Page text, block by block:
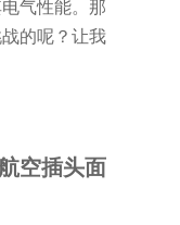
气性能。那
的呢？让我
空插头面